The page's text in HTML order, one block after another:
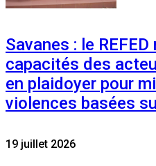
Savanes : le
capacités des
en plaidoyer pour
violences basées
19 juillet 2026